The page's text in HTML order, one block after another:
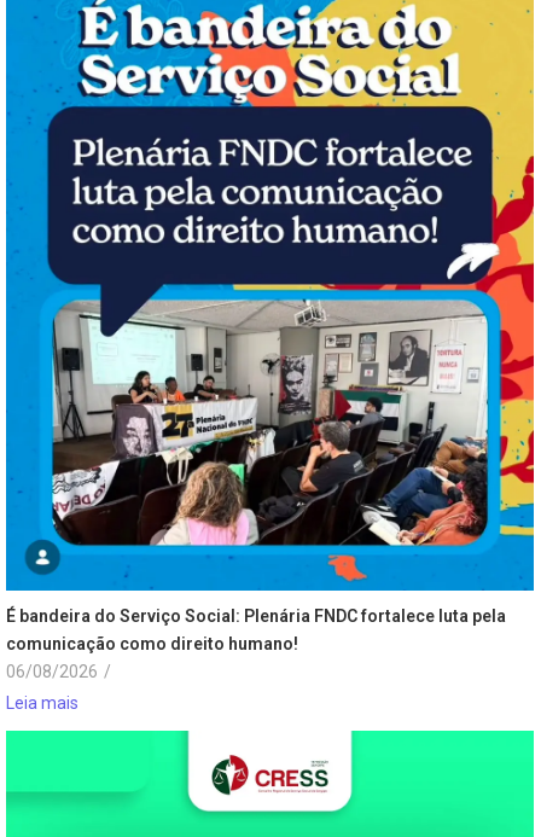
É bandeira do Serviço Social: Plenária FNDC fortalece luta pela
comunicação como direito humano!
06/08/2026 /
Leia mais